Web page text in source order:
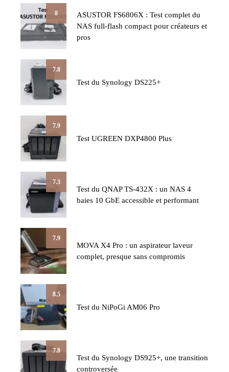
8
ASUSTOR FS6806X : Test complet du
NAS full-flash compact pour créateurs et
pros
7.8
Test du Synology DS225+
7.9
Test UGREEN DXP4800 Plus
7.3
Test du QNAP TS-432X : un NAS 4
baies 10 GbE accessible et performant
7.9
MOVA X4 Pro : un aspirateur laveur
complet, presque sans compromis
8.5
Test du NiPoGi AM06 Pro
7.8
Test du Synology DS925+, une transition
controversée